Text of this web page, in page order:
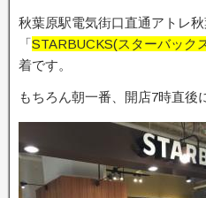
秋葉原駅電気街口直通アトレ秋
「STARBUCKS(スターバッ
着です。
もちろん朝一番、開店7時直後